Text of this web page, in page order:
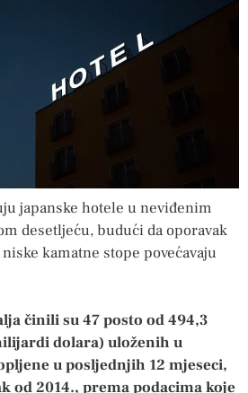
japanske hotele u neviđenim
desetljeću, budući da oporavak
kamatne stope povećavaju
činili su 47 posto od 494,3
dolara) uloženih u
u posljednjih 12 mjeseci,
od 2014., prema podacima koje